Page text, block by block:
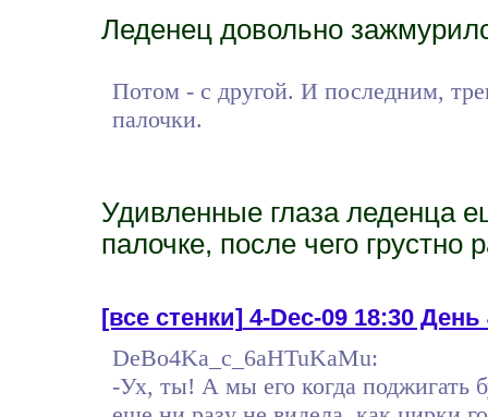
Леденец довольно
Потом - с другой. И последним,
палочки.
Удивленные глаза леденца
палочке, после чего грустно
[все стенки]4-Dec-09 18:30 День
DeBo4Ka_c_6aHTuKaMu:
-Ух, ты! А мы его когда поджигать